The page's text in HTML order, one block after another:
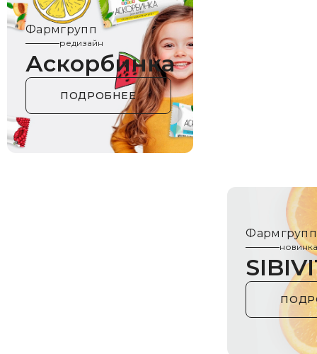
Фармгрупп
редизайн
Аскорбинка
ПОДРОБНЕЕ
Фармгрупп